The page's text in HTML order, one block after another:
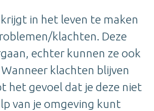
in het leven te maken
klachten. Deze
echter kunnen ze ook
klachten blijven
het gevoel dat je deze niet
van je omgeving kunt